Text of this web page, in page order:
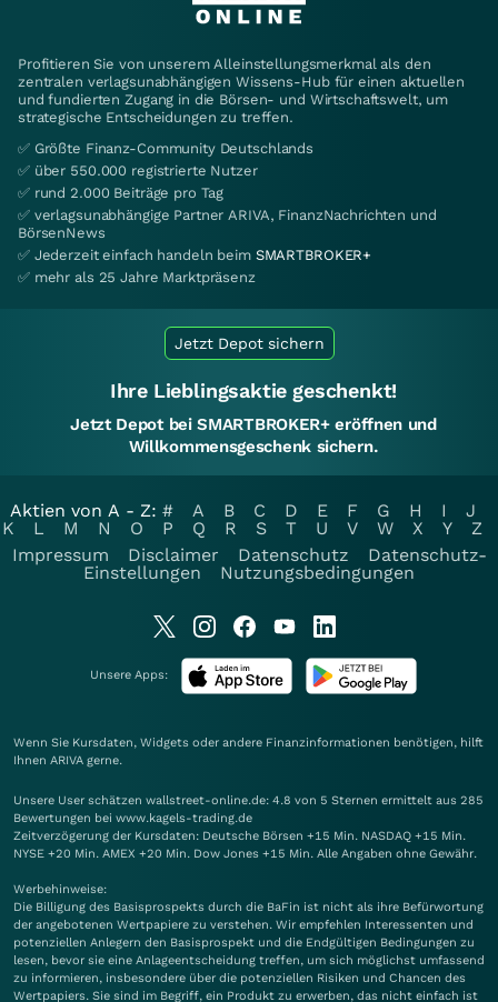
Profitieren Sie von unserem Alleinstellungsmerkmal als den
zentralen verlagsunabhängigen Wissens-Hub für einen aktuellen
und fundierten Zugang in die Börsen- und Wirtschaftswelt, um
strategische Entscheidungen zu treffen.
✅ Größte Finanz-Community Deutschlands
✅ über 550.000 registrierte Nutzer
✅ rund 2.000 Beiträge pro Tag
✅ verlagsunabhängige Partner ARIVA, FinanzNachrichten und
BörsenNews
✅ Jederzeit einfach handeln beim SMARTBROKER+
✅ mehr als 25 Jahre Marktpräsenz
Jetzt Depot sichern
Ihre Lieblingsaktie geschenkt!
Jetzt Depot bei SMARTBROKER+ eröffnen und
Willkommensgeschenk sichern.
Aktien von A - Z: # A B C D E F G H I
J
K
L M N O P Q R S T U V W X Y
Z
Impressum
Disclaimer Datenschutz
Datenschutz-
Einstellungen
Nutzungsbedingungen
Unsere Apps:
Wenn Sie Kursdaten, Widgets oder andere Finanzinformationen benötigen, hilft
Ihnen ARIVA gerne.
Unsere User schätzen wallstreet-online.de: 4.8 von 5 Sternen ermittelt aus 285
Bewertungen bei www.kagels-trading.de
Zeitverzögerung der Kursdaten: Deutsche Börsen +15 Min. NASDAQ +15 Min.
NYSE +20 Min. AMEX +20 Min. Dow Jones +15 Min. Alle Angaben ohne Gewähr.
Werbehinweise:
Die Billigung des Basisprospekts durch die BaFin ist nicht als ihre Befürwortung
der angebotenen Wertpapiere zu verstehen. Wir empfehlen Interessenten und
potenziellen Anlegern den Basisprospekt und die Endgültigen Bedingungen zu
lesen, bevor sie eine Anlageentscheidung treffen, um sich möglichst umfassend
zu informieren, insbesondere über die potenziellen Risiken und Chancen des
Wertpapiers. Sie sind im Begriff, ein Produkt zu erwerben, das nicht einfach ist